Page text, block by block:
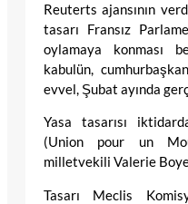
Reuterts ajansının
tasarı Fransız
oylamaya konması
kabulün,
evvel, Şubat ayında
Yasa tasarısı
(Union pour un
milletvekili Valerie
Tasarı Meclis